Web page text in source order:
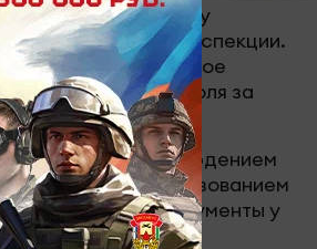
начал работу
Госавтоинспекции.
на регулярное
усиления контроля за
следить за соблюдением
движения, использованием
проверять документы у